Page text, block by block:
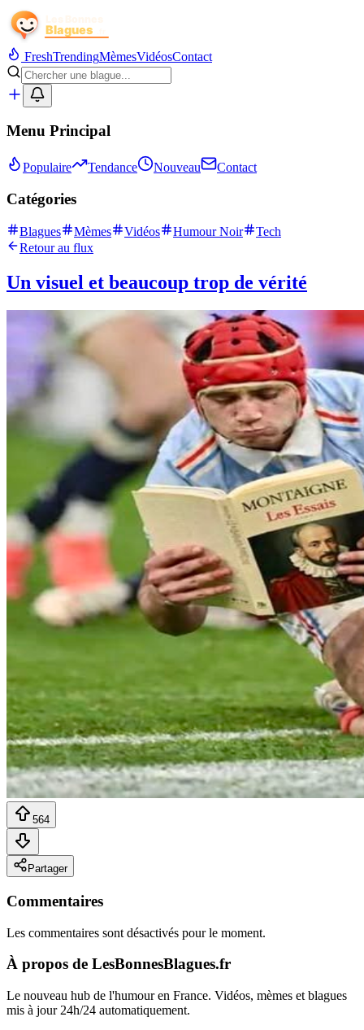
FreshTrendingMèmesVidéosContact
Menu Principal
Populaire Tendance Nouveau Contact
Catégories
Blagues Mèmes Vidéos Humour Noir
Tech
Retour au flux
Un visuel et beaucoup trop de vérité
564
Partager
Commentaires
Les commentaires sont désactivés pour le moment.
À propos de LesBonnesBlagues.fr
Le nouveau hub de l'humour en France. Vidéos, mèmes et blagues
mis à jour 24h/24 automatiquement.